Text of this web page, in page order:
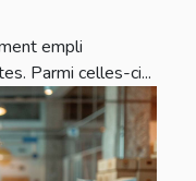
empli
Parmi celles-ci...